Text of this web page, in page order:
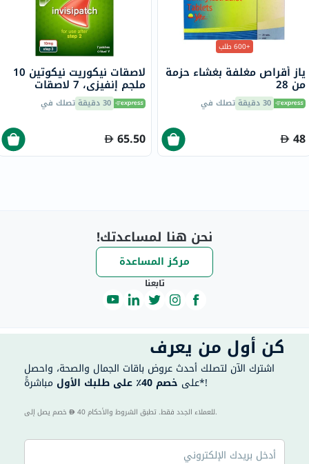
+600 طلب
ياز أقراص مغلفة بغشاء حزمة
من 28
30 دقيقة تصلك في
48
لاصقات نيكوريت نيكوتين 10
ملجم إنفيزي، 7 لاصقات
30 دقيقة تصلك في
65.50
نحن هنا لمساعدتك!
مركز المساعدة
تابعنا
كن أول من يعرف
اشترك الآن لتصلك أحدث عروض باقات الجمال والصحة، واحصل
على خصم 40٪ على طلبك الأول مباشرةً*!
40 للعملاء الجدد فقط. تطبق الشروط والأحكام.